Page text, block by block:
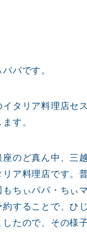
パです。
タリア料理店セ
す。
のど真ん中、三
ア料理店です。
ちぃパパ・ちぃ
約することで、ひ
たので、その様